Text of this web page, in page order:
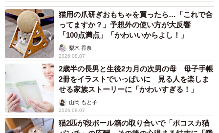
猫用の爪研ぎおもちゃを買ったら…「これで合
ってますか？」予想外の使い方が大反響
「100点満点」「かわいいからよし！」
梨木 香奈
2026.08.07
2歳半の長男と生後2カ月の次男の母 母子手帳
2冊をイラストでいっぱいに 見る人を楽しま
せる家族ストーリーに「かわいすぎる！」
山岡 もと子
2026.08.07
猫2匹が段ボール箱の取り合いで「ポコスカ猫